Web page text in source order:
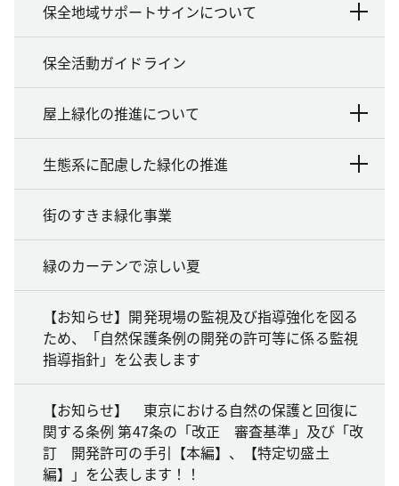
保全地域サポートサインについて
保全活動ガイドライン
屋上緑化の推進について
生態系に配慮した緑化の推進
街のすきま緑化事業
緑のカーテンで涼しい夏
【お知らせ】開発現場の監視及び指導強化を図る
ため、「自然保護条例の開発の許可等に係る監視
指導指針」を公表します
【お知らせ】 東京における自然の保護と回復に
関する条例 第47条の「改正 審査基準」及び「改
訂 開発許可の手引【本編】、【特定切盛土
編】」を公表します！！